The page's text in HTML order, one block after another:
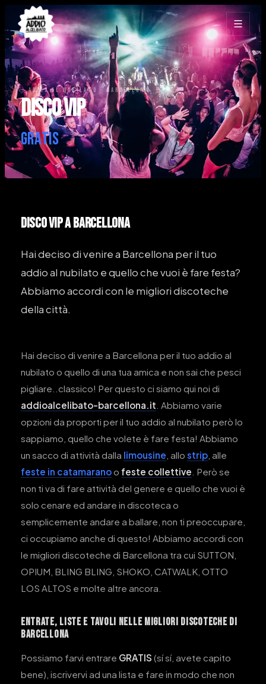
— ADDIO AL NUBILATO · BARCELLONA
Disco VIP
GRATIS
Disco VIPa Barcellona
Hai deciso di venire a Barcellona per il tuo
addio al nubilato e quello che vuoi è fare festa?
Abbiamo accordi con le migliori discoteche
della città.
Hai deciso di venire a Barcellona per il tuo addio al
nubilato o quello di una tua amica e non sai che pesci
pigliare..classico! Per questo ci siamo qui noi di
addioalcelibato-barcellona.it . Abbiamo varie
opzioni da proporti per il tuo addio al nubilato però lo
sappiamo, quello che volete è fare festa! Abbiamo
un sacco di attività dalla limousine , allo strip, alle
feste in catamaranoo feste collettive . Però se
non ti va di fare attività del genere e quello che vuoi è
solo cenare ed andare in discoteca o
semplicemente andare a ballare, non ti preoccupare,
ci occupiamo anche di questo! Abbiamo accordi con
le migliori discoteche di Barcellona tra cui SUTTON,
OPIUM, BLING BLING, SHOKO, CATWALK, OTTO
LOS ALTOS e molte altre ancora.
ENTRATE, LISTE E TAVOLI NELLE MIGLIORI DISCOTECHE DI
BARCELLONA
Possiamo farvi entrare GRATIS (sí sí, avete capito
bene), iscrivervi ad una lista e fare in modo che non